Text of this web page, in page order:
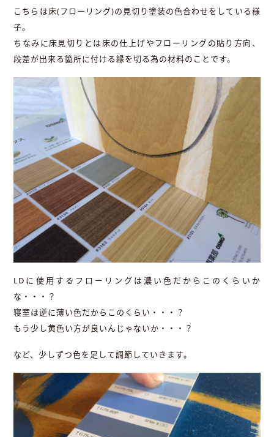
こちらは床(フローリング)の見切り塗装の色合わせをしている様
子。
ちなみに床見切りとは床の仕上げやフローリングの貼り方向、
段差が出来る箇所に付ける縁を切る為の材料のことです。
LDに使用するフローリングは濃い色だからこのくらいか
な・・・？
寝室は逆に薄い色だからこのくらい・・・？
もう少し黄色い方が良いんじゃないか・・・？
など、少しずつ色を足して調節していきます。